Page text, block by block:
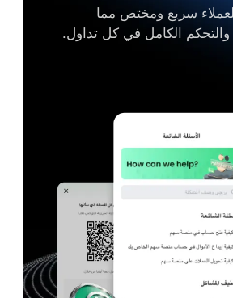
سريع ومختص مما
والتحكم الكامل في كل تداول.